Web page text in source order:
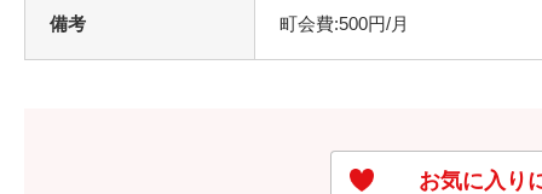
備考 町会費:500円/月
お気に入り